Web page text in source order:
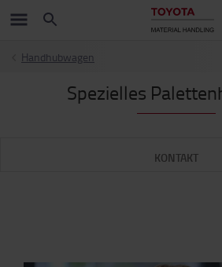
Handhubwagen
Spezielles
KONTAKT